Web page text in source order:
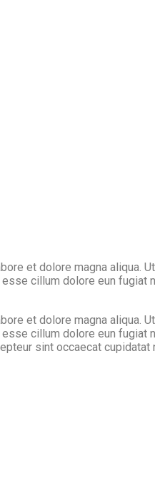
et dolore magna aliqua.
cillum dolore eun fugiat
et dolore magna aliqua.
cillum dolore eun fugiat
sint occaecat cupidatat